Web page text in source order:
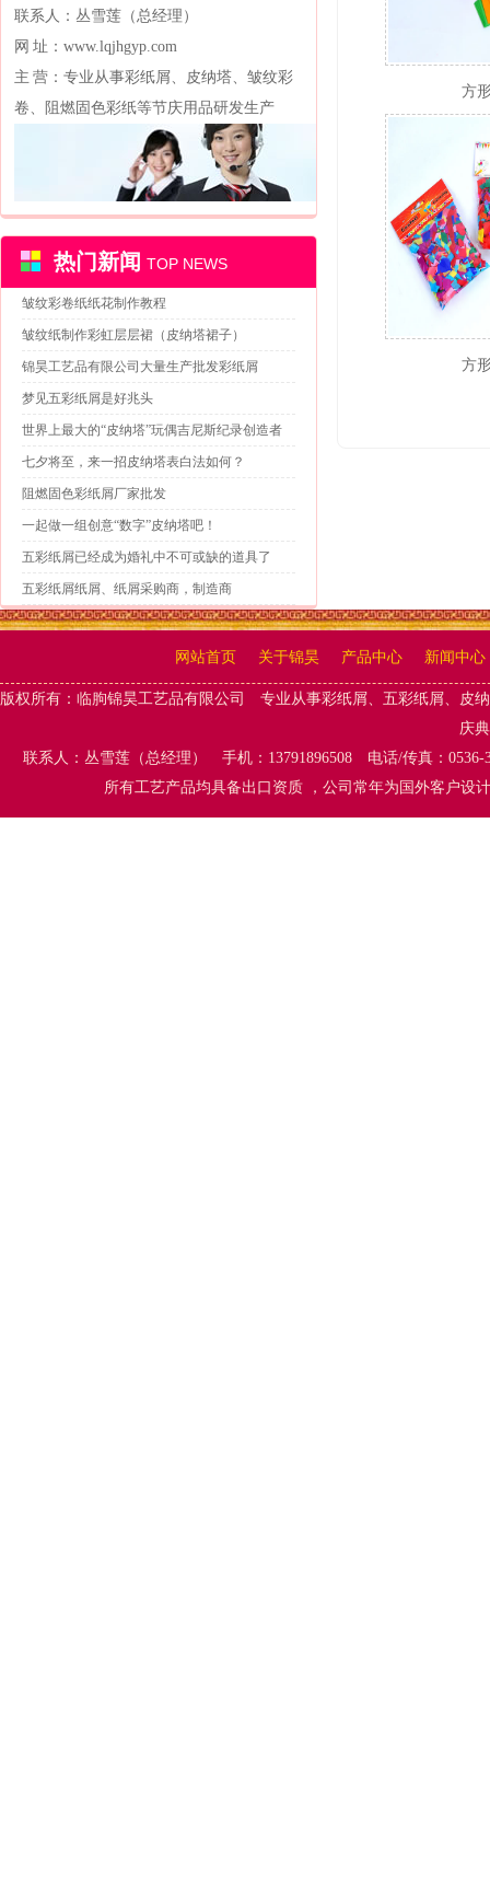
联系人：丛雪莲（总经理）
网 址：www.lqjhgyp.com
主 营：专业从事彩纸屑、皮纳塔、皱纹彩
卷、阻燃固色彩纸等节庆用品研发生产
热门新闻 TOP NEWS
皱纹彩卷纸纸花制作教程
皱纹纸制作彩虹层层裙（皮纳塔裙子）
锦昊工艺品有限公司大量生产批发彩纸屑
梦见五彩纸屑是好兆头
世界上最大的“皮纳塔”玩偶吉尼斯纪录创造者
七夕将至，来一招皮纳塔表白法如何？
阻燃固色彩纸屑厂家批发
一起做一组创意“数字”皮纳塔吧！
五彩纸屑已经成为婚礼中不可或缺的道具了
五彩纸屑纸屑、纸屑采购商，制造商
方
方
网站首页 关于锦昊 产品中心 新闻中心
版权所有： 临朐锦昊工艺品有限公司 专业从事彩纸屑、五彩纸屑、 皮
庆典
联系人：丛雪莲（总经理） 手机：13791896508 电话/传真：
所有工艺产品均具备出口资质 ，公司常年为国外客户设